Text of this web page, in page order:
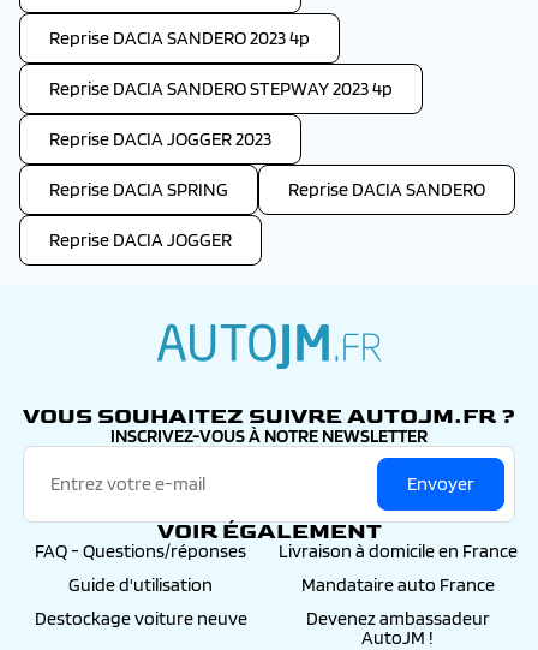
Reprise DACIA SANDERO 2023 4p
Reprise DACIA SANDERO STEPWAY 2023 4p
Reprise DACIA JOGGER 2023
Reprise DACIA SPRING Reprise DACIA SANDERO
Reprise DACIA JOGGER
VOUS SOUHAITEZ SUIVRE AUTOJM.FR ?
INSCRIVEZ-VOUS À NOTRE NEWSLETTER
Envoyer
VOIR ÉGALEMENT
FAQ - Questions/réponses
Livraison à domicile en France
Guide d'utilisation
Mandataire auto France
Destockage voiture neuve
Devenez ambassadeur
AutoJM !